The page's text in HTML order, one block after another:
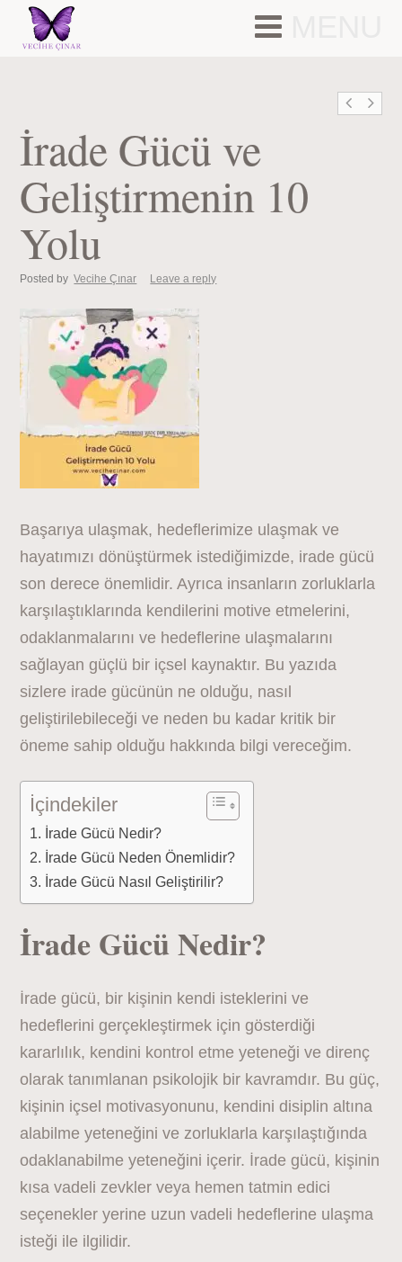
MENU
İrade Gücü ve
Geliştirmenin 10
Yolu
Posted by Vecihe Çınar Leave a reply
Başarıya ulaşmak, hedeflerimize ulaşmak ve
hayatımızı dönüştürmek istediğimizde, irade gücü
son derece önemlidir. Ayrıca insanların zorluklarla
karşılaştıklarında kendilerini motive etmelerini,
odaklanmalarını ve hedeflerine ulaşmalarını
sağlayan güçlü bir içsel kaynaktır. Bu yazıda
sizlere irade gücünün ne olduğu, nasıl
geliştirilebileceği ve neden bu kadar kritik bir
öneme sahip olduğu hakkında bilgi vereceğim.
İçindekiler
İrade Gücü Nedir?
İrade Gücü Neden Önemlidir?
İrade Gücü Nasıl Geliştirilir?
İrade Gücü Nedir?
İrade gücü, bir kişinin kendi isteklerini ve
hedeflerini gerçekleştirmek için gösterdiği
kararlılık, kendini kontrol etme yeteneği ve direnç
olarak tanımlanan psikolojik bir kavramdır. Bu güç,
kişinin içsel motivasyonunu, kendini disiplin altına
alabilme yeteneğini ve zorluklarla karşılaştığında
odaklanabilme yeteneğini içerir. İrade gücü, kişinin
kısa vadeli zevkler veya hemen tatmin edici
seçenekler yerine uzun vadeli hedeflerine ulaşma
isteği ile ilgilidir.